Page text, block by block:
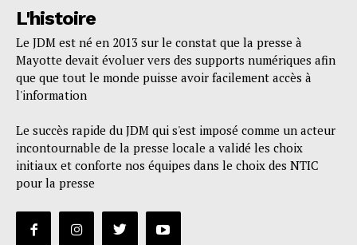
L'histoire
Le JDM est né en 2013 sur le constat que la presse à
Mayotte devait évoluer vers des supports numériques afin
que que tout le monde puisse avoir facilement accès à
l'information
Le succès rapide du JDM qui s'est imposé comme un acteur
incontournable de la presse locale a validé les choix
initiaux et conforte nos équipes dans le choix des NTIC
pour la presse